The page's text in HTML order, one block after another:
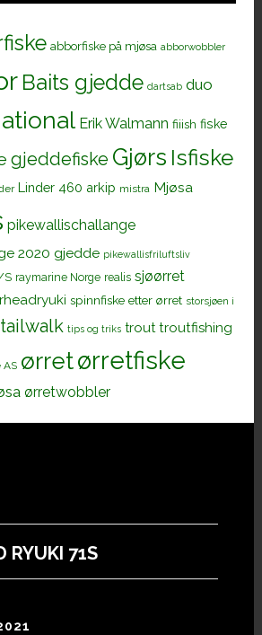
abborfiske på mjøsa abborwobbler
Baits gjedde dartsab duo
Erik Walmann fiiish fiske
gjeddefiske Gjørs Isfiske
Linder 460 arkip mistra Mjøsa
pikewallischallange
2020 gjedde pikewallisfriluftsliv
S raymarine Norge realis sjøørret
spinnfiske etter ørret storsjøen i
tailwalk tips og triks trout troutfishing
AS ørretørretfiske
ørretwobbler
RYUKI 71S